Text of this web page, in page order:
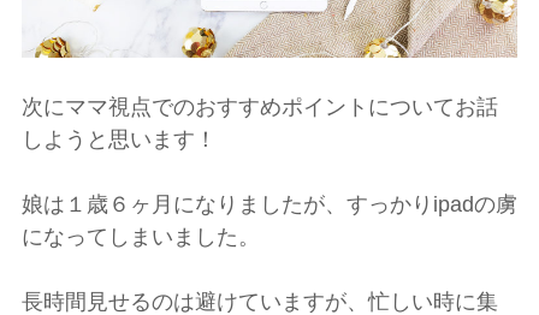
次にママ視点でのおすすめポイントについてお話
しようと思います！
娘は１歳６ヶ月になりましたが、すっかりipadの虜
になってしまいました。
長時間見せるのは避けていますが、忙しい時に集